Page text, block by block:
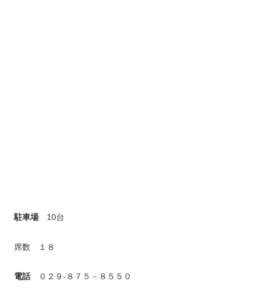
駐車場10台
席数 １８
電話０２９-８７５－８５５０